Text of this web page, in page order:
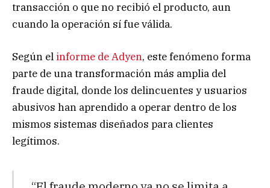
transacción o que no recibió el producto, aun
cuando la operación sí fue válida.
Según el informe de Adyen, este fenómeno forma
parte de una transformación más amplia del
fraude digital, donde los delincuentes y usuarios
abusivos han aprendido a operar dentro de los
mismos sistemas diseñados para clientes
legítimos.